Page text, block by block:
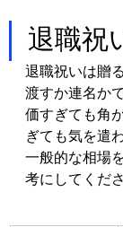
退職祝
退職祝いは贈
渡すか連名か
価すぎても角
ぎても気を遣
一般的な相場
考にしてくださ